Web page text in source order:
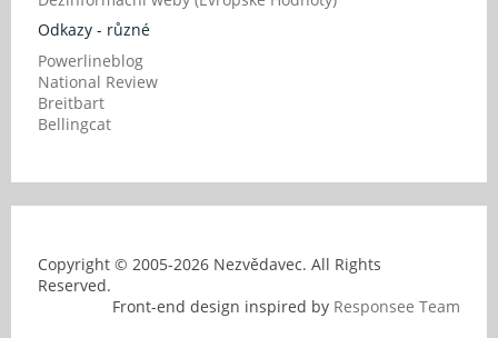
Odkazy - různé
Powerlineblog
National Review
Breitbart
Bellingcat
Copyright © 2005-2026 Nezvědavec. All Rights
Reserved.
Front-end design inspired by Responsee Team